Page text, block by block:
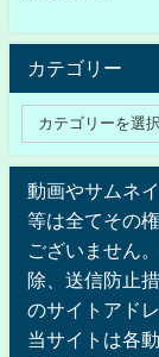
カテゴリー
動画やサムネ
等は全てその
ございません
除、送信防止
のサイトアド
当サイトは各